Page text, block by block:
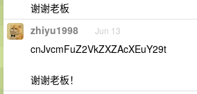
谢谢老板
zhiyu1998 Jun 13
cnJvcmFuZ2VkZXZAcXEuY29t
谢谢老板！